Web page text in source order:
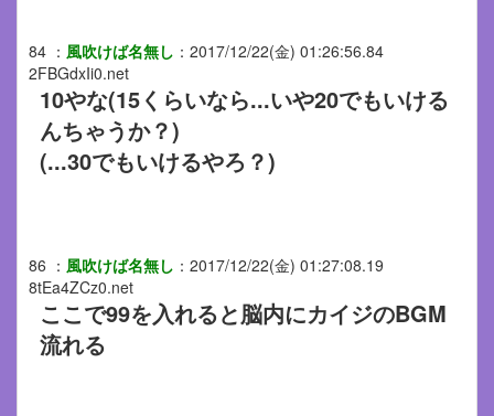
84 ： 風吹けば名無し ： 2017/12/22(金) 01:26:56.84
2FBGdxIi0.net
10やな(15くらいなら...いや20でもいける
んちゃうか？)
(...30でもいけるやろ？)
86 ： 風吹けば名無し ： 2017/12/22(金) 01:27:08.19
8tEa4ZCz0.net
ここで99を入れると脳内にカイジのBGM
流れる